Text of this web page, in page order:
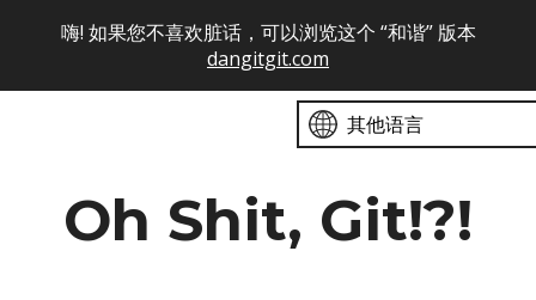
嗨! 如果您不喜欢脏话，可以浏览这个 “和谐” 版本
dangitgit.com
其他语言
Oh Shit, Git!?!